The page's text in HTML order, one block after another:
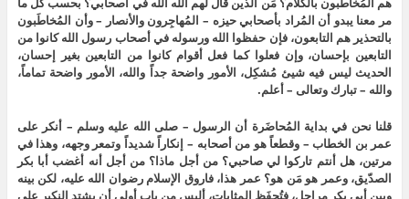
مر معنا يبدو أن المُراد بأصحابي حيزه – المُهاجِرون والأنصار – وأن المُخاطَبون
بالتحذير هم التابعون، فإن حفظوا الله ورسوله في أصحاب رسول الله كانوا من
التابعين بإحسان، وإن فعلوا كما فعل أقوام كانوا من التابعين بغير إحسان،
الحديث ليس فيه شيئ مُشكِل، الأمور واضحة جداً والله، الأمور واضحة تماماً،
والله – تبارك وتعالى – أعلم.
قلنا نحن في بداية المُحاضَرة أن الرسول – صلى الله عليه وسلم – أنكر على
عمر بن الخطاب – وقطعاً هو من أصحابه – إنكاراً شديداً وتمعر وجهه، وهذا في
مرتين، هل أنتم تاركوا لي صاحبي؟ من أجل ماذا؟ من أجل أنه أغضب أبا بكر
الصدّيق، وعمر هو مَن هو؟ عمر هذا، فاروق الإسلام رضوان الله عليه، لكن بينه
وبين أبي بكر مراحل، فتُحفَظ المثابات، أليس من باب أولى أن يشتد النكير على